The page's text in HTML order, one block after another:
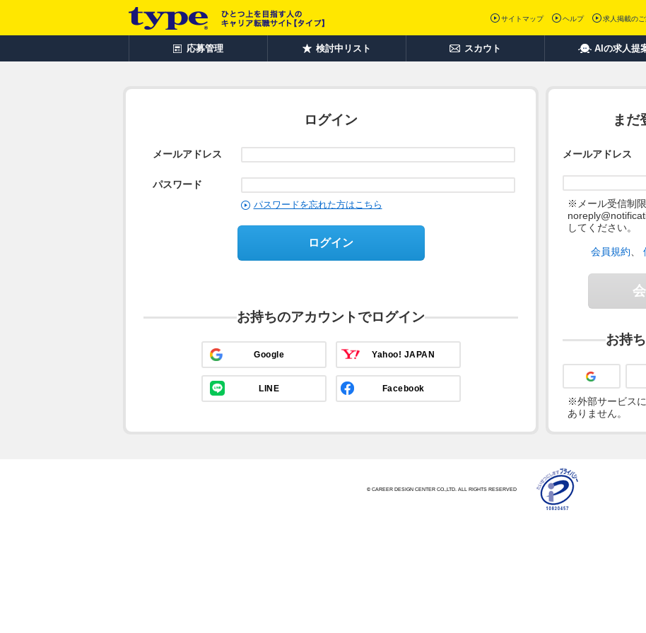
サイトマップ ヘルプ 求人掲載のご
応募管理 検討中リスト スカウト AIの求人提
ログイン
メールアドレス
パスワード
パスワードを忘れた方はこちら
ログイン
お持ちのアカウントでログイン
Google Yahoo! JAPAN
LINE Facebook
まだ
メールアドレス
※メール受信制限
してください。
会員規約
お持
※外部サービス
ありません。
© CAREER DESIGN CENTER CO.,LTD. ALL RIGHTS RESERVED